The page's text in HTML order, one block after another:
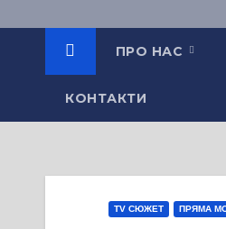
ПРО НАС
КОНТАКТИ
TV СЮЖЕТ ПРЯМА